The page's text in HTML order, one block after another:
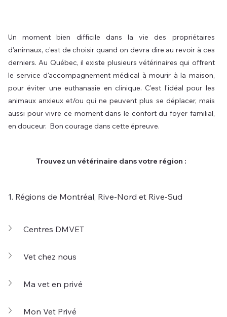
Un moment bien difficile dans la vie des propriétaires
d'animaux, c'est de choisir quand on devra dire au revoir à ces
derniers. Au Québec, il existe plusieurs vétérinaires qui offrent
le service d'accompagnement médical à mourir à la maison,
pour éviter une euthanasie en clinique. C'est l'idéal pour les
animaux anxieux et/ou qui ne peuvent plus se déplacer, mais
aussi pour vivre ce moment dans le confort du foyer familial,
en douceur.  Bon courage dans cette épreuve.
Trouvez un vétérinaire dans votre région :
1. Régions de Montréal, Rive-Nord et Rive-Sud
Centres DMVET
Vet chez nous
Ma vet en privé
Mon Vet Privé